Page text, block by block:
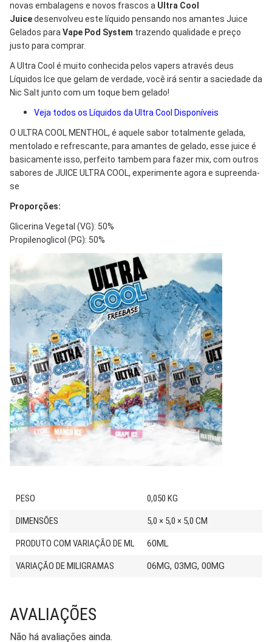
novas embalagens e novos frascos a Ultra Cool
Juicedesenvolveu este líquido pensando nos amantes Juice
Gelados para Vape Pod System trazendo qualidade e preço
justo para comprar.
A Ultra Cool é muito conhecida pelos vapers através deus
Líquidos Ice que gelam de verdade, você irá sentir a saciedade da
Nic Salt junto com um toque bem gelado!
Veja todos os Líquidos da Ultra Cool Disponíveis
O ULTRA COOL MENTHOL, é aquele sabor totalmente gelada,
mentolado e refrescante, para amantes de gelado, esse juice é
basicamente isso, perfeito tambem para fazer mix, com outros
sabores de JUICE ULTRA COOL, experimente agora e supreenda-
se
Proporções:
Glicerina Vegetal (VG): 50%
Propilenoglicol (PG): 50%
PESO 0,050 KG
DIMENSÕES 5,0 × 5,0 × 5,0 CM
PRODUTO COM VARIAÇÃO DE ML 60ML
VARIAÇÃO DE MILIGRAMAS 06MG, 03MG, 00MG
AVALIAÇÕES
Não há avaliações ainda.